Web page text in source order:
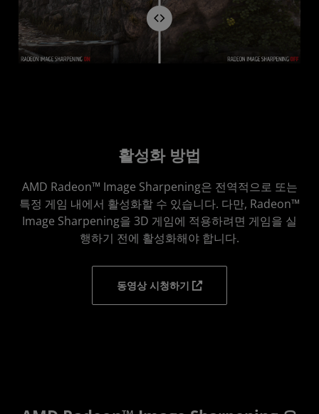
활성화 방법
AMD Radeon™ Image Sharpening은 전역적으로 또는
특정 게임 내에서 활성화할 수 있습니다. 다만, Radeon™
Image Sharpening을 3D 게임에 적용하려면 게임을 실
행하기 전에 활성화해야 합니다.
동영상 시청하기